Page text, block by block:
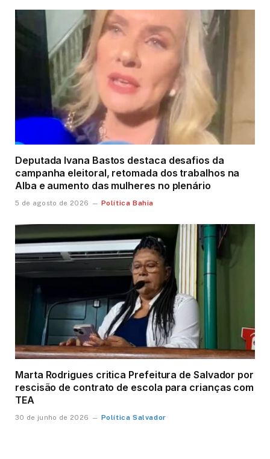
Deputada Ivana Bastos destaca desafios da
campanha eleitoral, retomada dos trabalhos na
Alba e aumento das mulheres no plenário
5 de agosto de 2026 Política Bahia
Marta Rodrigues critica Prefeitura de Salvador por
rescisão de contrato de escola para crianças com
TEA
30 de junho de 2026 Política Salvador